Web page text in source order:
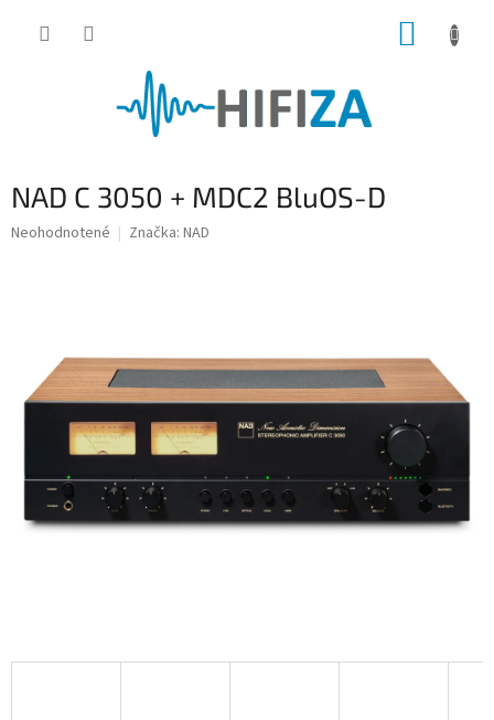
NAD C 3050 + MDC2 BluOS-D
Priemerné
hviezdičiek.
Neohodnotené Značka: NAD